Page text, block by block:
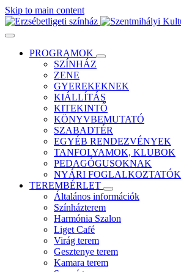
Skip to main content
PROGRAMOK
SZÍNHÁZ
ZENE
GYEREKEKNEK
KIÁLLÍTÁS
KITEKINTŐ
KÖNYVBEMUTATÓ
SZABADTÉR
EGYÉB RENDEZVÉNYEK
TANFOLYAMOK, KLUBOK
PEDAGÓGUSOKNAK
NYÁRI FOGLALKOZTATÓK
TEREMBÉRLET
Általános információk
Színházterem
Harmónia Szalon
Liget Café
Virág terem
Gesztenye terem
Kamara terem